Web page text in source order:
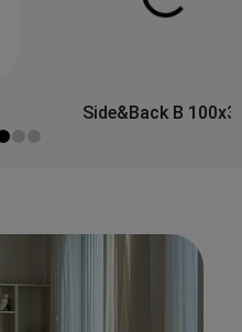
Side&Back B 100x30